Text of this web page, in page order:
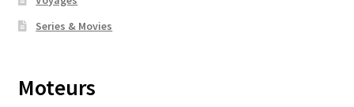
Series & Movies
Moteurs